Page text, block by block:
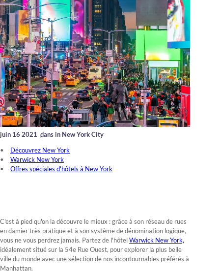
juin 16 2021 ,dans in New York City
Découvrez New York
Warwick New York
Offres spéciales d'hôtels à New York
C'est à pied qu'on la découvre le mieux : grâce à son réseau de rues
en damier très pratique et à son système de dénomination logique,
vous ne vous perdrez jamais. Partez de l'hôtelWarwick New York,
idéalement situé sur la 54e Rue Ouest, pour explorer la plus belle
ville du monde avec une sélection de nos incontournables préférés à
Manhattan.